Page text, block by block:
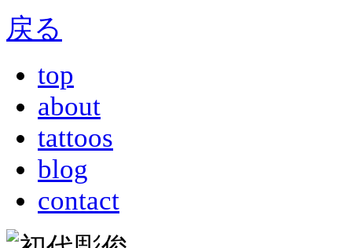
戻る
top
about
tattoos
blog
contact